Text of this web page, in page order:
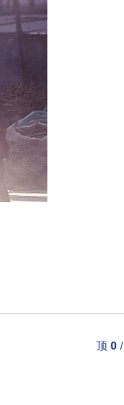
顶 0/